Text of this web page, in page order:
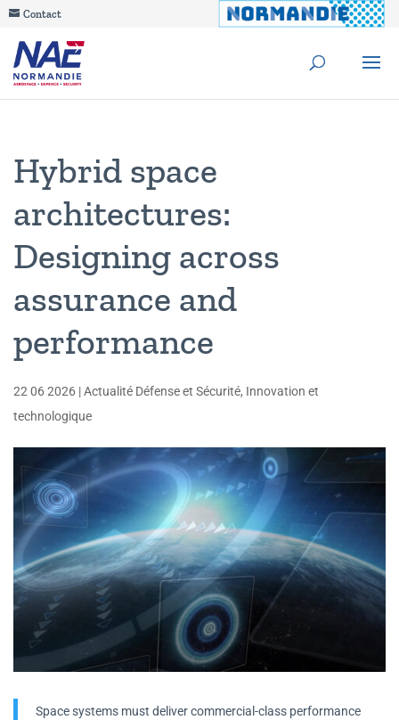
Contact
Hybrid space
architectures:
Designing across
assurance and
performance
22 06 2026 |Actualité Défense et Sécurité, Innovation et
technologique
Space systems must deliver commercial-class performance